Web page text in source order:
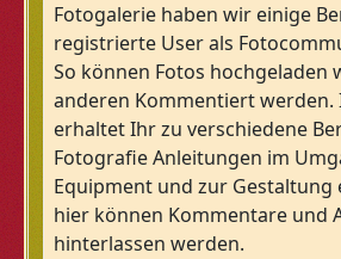
Fotogalerie haben wir einige
registrierte User als
So können Fotos hochgeladen
anderen Kommentiert werden.
erhaltet Ihr zu verschiedene
Fotografie Anleitungen im
Equipment und zur Gestaltung
hier können Kommentare und
hinterlassen werden.